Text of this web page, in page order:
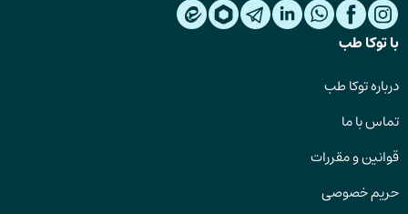
با توکا طب
درباره توکا طب
تماس با ما
قوانین و مقررات
حریم خصوصی